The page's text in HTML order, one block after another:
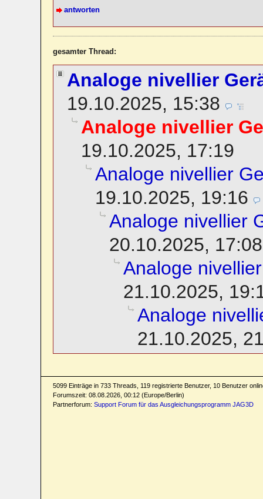
antworten
gesamter Thread:
Analoge nivellier
19.10.2025, 15:38
Analoge nivellier
19.10.2025, 17:19
Analoge nivellier
19.10.2025, 19:16
Analoge nivellier
20.10.2025, 17:08
Analoge
21.10.2025,
Analoge
21.10.2025,
5099 Einträge in 733 Threads, 119 registrierte Benutzer, 10 Benutzer
Forumszeit: 08.08.2026, 00:12 (Europe/Berlin)
Partnerforum: Support Forum für das Ausgleichungsprogramm JAG3D